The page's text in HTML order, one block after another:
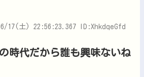
17(土) 22:56:23.367 ID:XhkdqeGfd
時代だから誰も興味ないね